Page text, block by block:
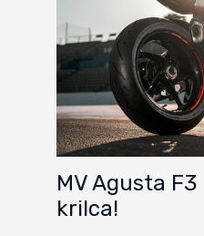
MV Agusta
krilca!